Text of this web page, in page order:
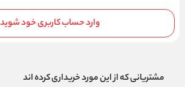
وارد حساب کاربری خود شوید
مشتریانی که از این مورد خریداری کرده اند